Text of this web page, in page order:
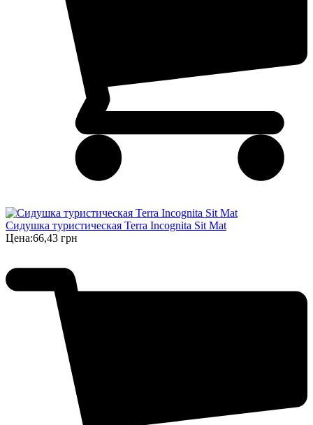
Сидушка туристическая Terra Incognita Sit Mat
Цена:66,43 грн